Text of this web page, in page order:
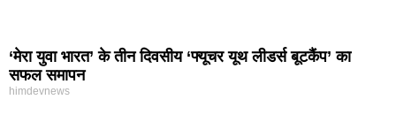
‘मेरा युवा भारत’ के तीन दिवसीय ‘फ्यूचर यूथ लीडर्स बूटकैंप’ का
सफल समापन
himdevnews